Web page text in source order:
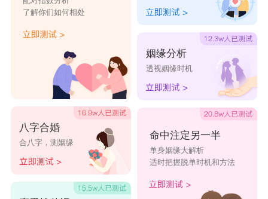
了解你们如何相处
八字合婚
合八字，测姻缘
姻缘分析
透视姻缘时机
命中注定另一半
单身姻缘大解析
适时把握脱单时机和方法